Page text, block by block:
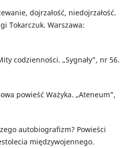
dojrzałość, niedojrzałość.
Tokarczuk. Warszawa:
codzienności. „Sygnały”, nr 56.
powieść Ważyka. „Ateneum”,
autobiografizm? Powieści
międzywojennego.